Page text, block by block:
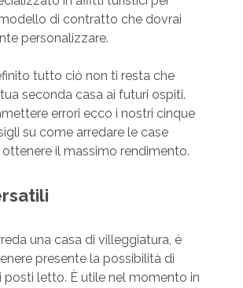
di contratto che dovrai
personalizzare.
tutto ciò non ti resta che
seconda casa ai futuri ospiti.
errori ecco i nostri cinque
su come arredare le case
il massimo rendimento.
una casa di villeggiatura, è
presente la possibilità di
posti letto. È utile nel momento in